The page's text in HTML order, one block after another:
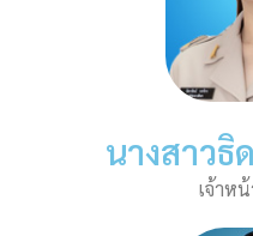
นางสาวธิ
เจ้าห